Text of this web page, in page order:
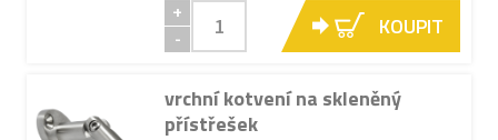
+
-
KOUPIT
vrchní kotvení na skleněný
přístřešek